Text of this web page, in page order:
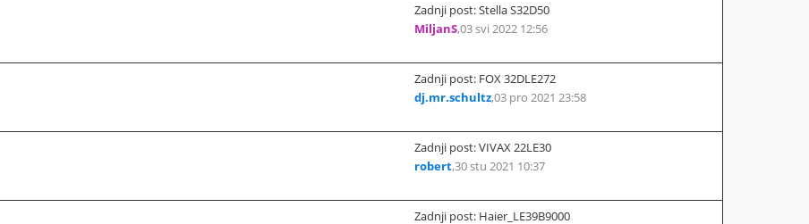
Zadnji post: Stella S32D50
MiljanS,03 svi 2022 12:56
Zadnji post: FOX 32DLE272
dj.mr.schultz,03 pro 2021 23:58
Zadnji post: VIVAX 22LE30
robert,30 stu 2021 10:37
Zadnji post: Haier_LE39B9000